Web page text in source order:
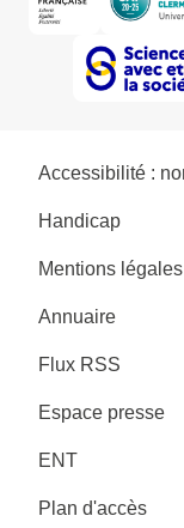
Accessibilité :
Handicap
Mentions légales
Annuaire
Flux RSS
Espace presse
ENT
Plan d'accès